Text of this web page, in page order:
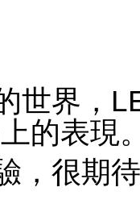
世界，
的表現
，很期